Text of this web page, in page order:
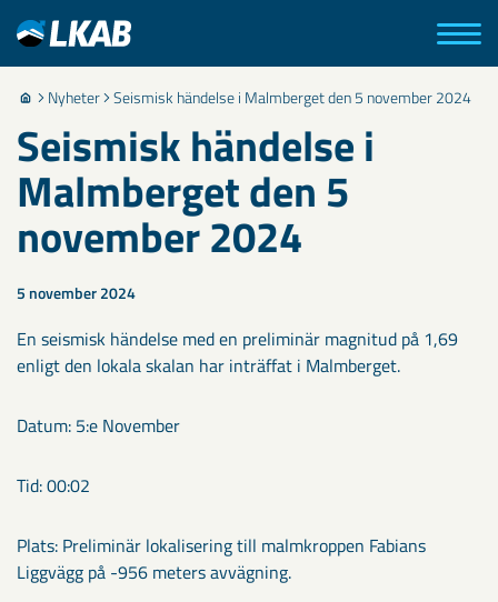
Nyheter Seismisk händelse i Malmberget den 5 november 2024
Seismisk händelse i
Malmberget den 5
november 2024
5 november 2024
En seismisk händelse med en preliminär magnitud på 1,69
enligt den lokala skalan har inträffat i Malmberget.
Datum: 5:e November
Tid: 00:02
Plats: Preliminär lokalisering till malmkroppen Fabians
Liggvägg på -956 meters avvägning.